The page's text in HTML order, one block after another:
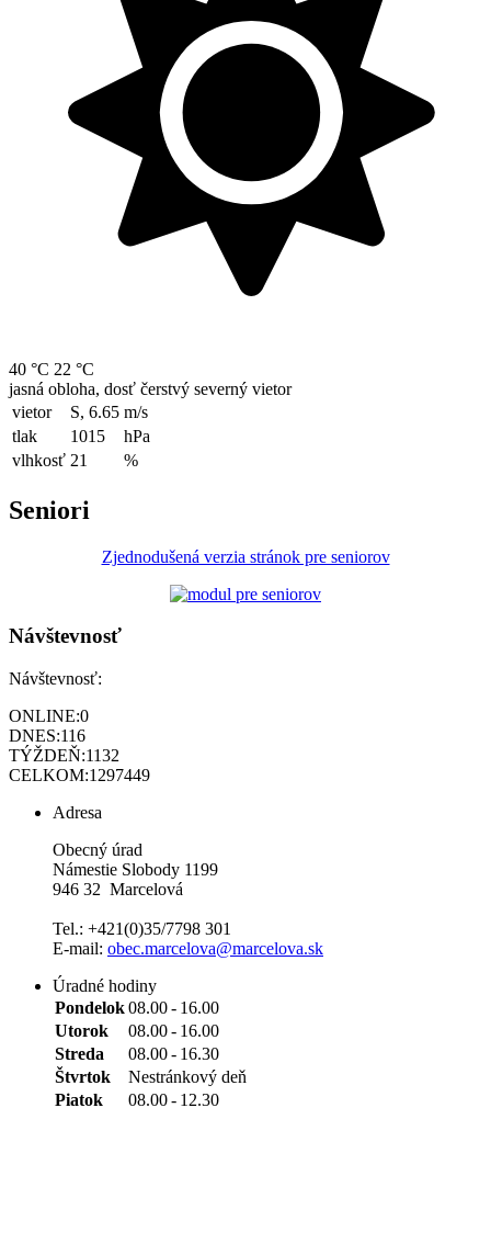
40 °C 22 °C
jasná obloha, dosť čerstvý severný vietor
vietor
S, 6.65 m/s
tlak
1015
hPa
vlhkosť 21 %
Seniori
Zjednodušená verzia stránok pre seniorov
Návštevnosť
Návštevnosť:
ONLINE:0
DNES:116
TÝŽDEŇ:1132
CELKOM:1297449
Adresa
Obecný úrad
Námestie Slobody 1199
946 32 Marcelová
Tel.: +421(0)35/7798 301
E-mail: obec.marcelova@marcelova.sk
Úradné hodiny
Pondelok08.00- 16.00
Utorok
08.00- 16.00
Streda
08.00- 16.30
Štvrtok
Nestránkový deň
Piatok
08.00- 12.30